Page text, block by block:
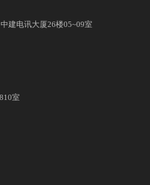
建电讯大厦26楼05~09室
室